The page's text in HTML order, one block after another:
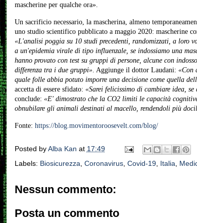
mascherine per qualche ora».
Un sacrificio necessario, la mascherina, almeno
uno studio scientifico pubblicato a maggio 2020: mascherine
«L'analisi poggia su 10 studi precedenti, randomizzati, a loro
a un'epidemia virale di tipo influenzale, se indossiamo una
hanno provato con test su gruppi di persone, alcune con
differenza tra i due gruppi». Aggiunge il dottor Laudani: «Con
quale folle abbia potuto imporre una decisione come quella
accetta di essere sfidato: «Sarei felicissimo di cambiare idea,
conclude: «E' dimostrato che la CO2 limiti le capacità
obnubilare gli animali destinati al macello, rendendoli più
Fonte: https://blog.movimentoroosevelt.com/blog/
Posted byAlba Kan at 17:49
Labels: Biosicurezza Coronavirus, Covid-19, Italia
Nessun commento:
Posta un commento